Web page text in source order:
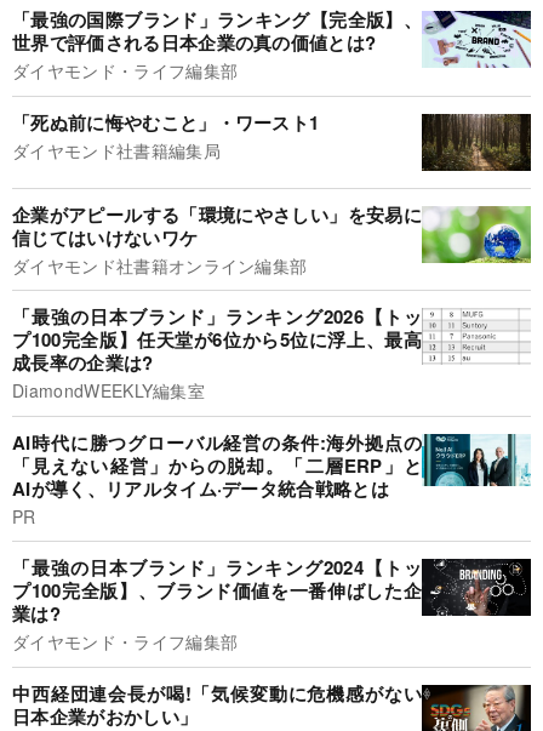
「最強の国際ブランド」ランキング【完全版】、
世界で評価される日本企業の真の価値とは?
ダイヤモンド・ライフ編集部
「死ぬ前に悔やむこと」・ワースト1
ダイヤモンド社書籍編集局
企業がアピールする「環境にやさしい」を安易に
信じてはいけないワケ
ダイヤモンド社書籍オンライン編集部
「最強の日本ブランド」ランキング2026【トッ
プ100完全版】任天堂が6位から5位に浮上、最高
成長率の企業は?
DiamondWEEKLY編集室
AI時代に勝つグローバル経営の条件:海外拠点の
「見えない経営」からの脱却。「二層ERP」と
AIが導く、リアルタイム·データ統合戦略とは
PR
「最強の日本ブランド」ランキング2024【トッ
プ100完全版】、ブランド価値を一番伸ばした企
業は?
ダイヤモンド・ライフ編集部
中西経団連会長が喝!「気候変動に危機感がない
日本企業がおかしい」